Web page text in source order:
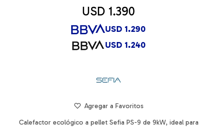
USD 1.390
USD 1.240
USD 1.290
Calefactor ecológico a pellet Sefia PS-9 de 9kW, ideal para